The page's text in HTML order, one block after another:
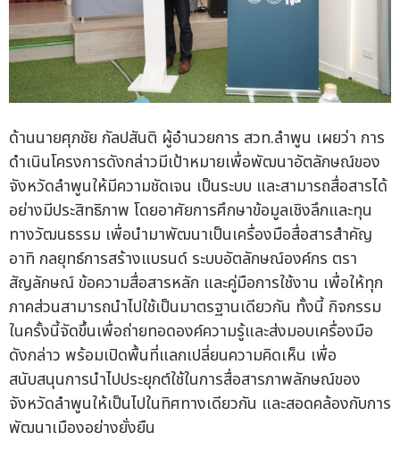
ด้านนายศุภชัย กัลปสันติ ผู้อำนวยการ สวท.ลำพูน เผยว่า การ
ดำเนินโครงการดังกล่าวมีเป้าหมายเพื่อพัฒนาอัตลักษณ์ของ
จังหวัดลำพูนให้มีความชัดเจน เป็นระบบ และสามารถสื่อสารได้
อย่างมีประสิทธิภาพ โดยอาศัยการศึกษาข้อมูลเชิงลึกและทุน
ทางวัฒนธรรม เพื่อนำมาพัฒนาเป็นเครื่องมือสื่อสารสำคัญ
อาทิ กลยุทธ์การสร้างแบรนด์ ระบบอัตลักษณ์องค์กร ตรา
สัญลักษณ์ ข้อความสื่อสารหลัก และคู่มือการใช้งาน เพื่อให้ทุก
ภาคส่วนสามารถนำไปใช้เป็นมาตรฐานเดียวกัน ทั้งนี้ กิจกรรม
ในครั้งนี้จัดขึ้นเพื่อถ่ายทอดองค์ความรู้และส่งมอบเครื่องมือ
ดังกล่าว พร้อมเปิดพื้นที่แลกเปลี่ยนความคิดเห็น เพื่อ
สนับสนุนการนำไปประยุกต์ใช้ในการสื่อสารภาพลักษณ์ของ
จังหวัดลำพูนให้เป็นไปในทิศทางเดียวกัน และสอดคล้องกับการ
พัฒนาเมืองอย่างยั่งยืน